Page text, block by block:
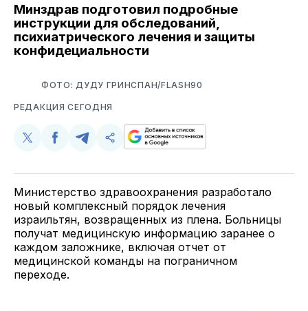
Минздрав подготовил подробные
инструкции для обследований,
психиатрического лечения и защиты
конфидециальности
ФОТО: ДУДУ ГРИНСПАН/FLASH90
РЕДАКЦИЯ СЕГОДНЯ
Поделиться
Twitter
Поделиться
Facebook
Поделиться
Telegram
Скопируйте
поделитесь
Министерство здравоохранения разработало
новый комплексный порядок лечения
израильтян, возвращенных из плена. Больницы
получат медицинскую информацию заранее о
каждом заложнике, включая отчет от
медицинской команды на пограничном
переходе.